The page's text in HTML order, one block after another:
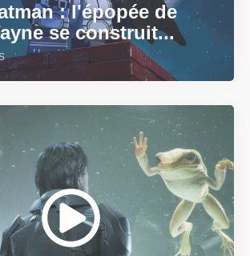
: l'épopée de
se construit...